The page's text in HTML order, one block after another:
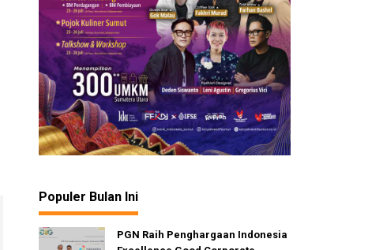
Populer Bulan Ini
PGN Raih Penghargaan Indonesia